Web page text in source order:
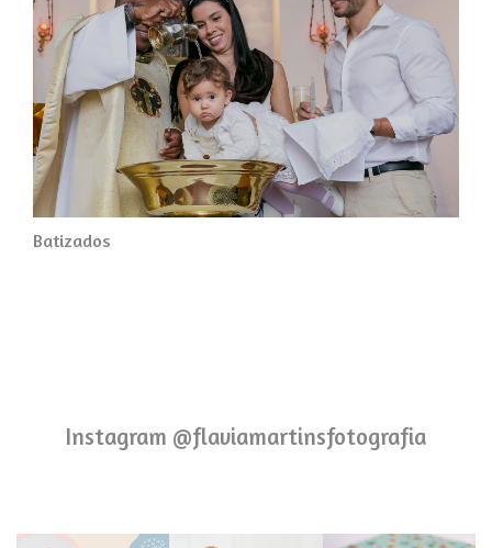
Batizados
Instagram @flaviamartinsfotografia